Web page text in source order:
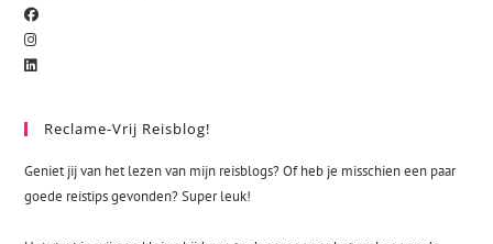
Reclame-Vrij Reisblog!
Geniet jij van het lezen van mijn reisblogs? Of heb je misschien een paar
goede reistips gevonden? Super leuk!